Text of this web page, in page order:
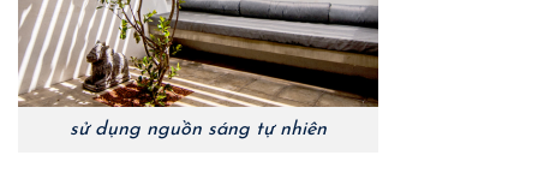
sử dụng nguồn sáng tự nhiên